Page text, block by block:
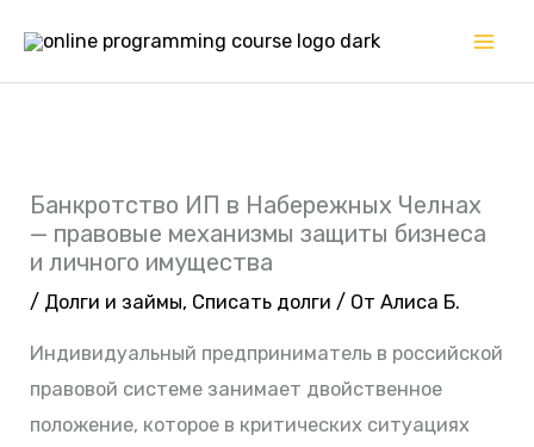
содержимому
Банкротство ИП в Набережных Челнах
— правовые механизмы защиты бизнеса
и личного имущества
/ Долги и займы, Списать долги / ОтАлиса Б.
Индивидуальный предприниматель в российской
правовой системе занимает двойственное
положение, которое в критических ситуациях